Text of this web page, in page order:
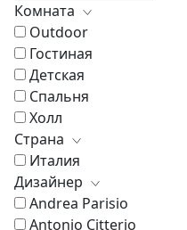
Комната
Outdoor
Гостиная
Детская
Спальня
Холл
Страна
Италия
Дизайнер
Andrea Parisio
Antonio Citterio